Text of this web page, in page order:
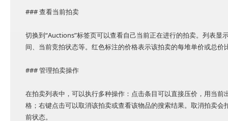
### 查看当前拍卖
切换到“Auctions”标签页可以查看自己当前正在进行的拍卖。列表
间、当前竞拍状态等。红色标注的价格表示该拍卖的每堆单价或总
### 管理拍卖操作
在拍卖列表中，可以执行多种操作：点击条目可以直接压价，用当
格；右键点击可以取消该拍卖或查看该物品的搜索结果。取消拍卖
前状态。